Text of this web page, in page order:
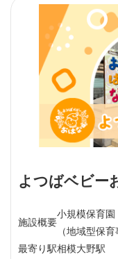
よつばベビー
施設概要
小規模保育園
（地域型保育
最寄り駅相模大野駅